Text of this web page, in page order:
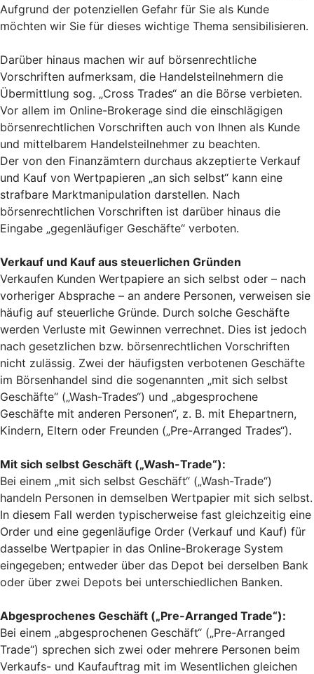
Aufgrund der potenziellen Gefahr für Sie als Kunde
möchten wir Sie für dieses wichtige Thema sensibilisieren.
Darüber hinaus machen wir auf börsenrechtliche
Vorschriften aufmerksam, die Handelsteilnehmern die
Übermittlung sog. „Cross Trades“ an die Börse verbieten.
Vor allem im Online-Brokerage sind die einschlägigen
börsenrechtlichen Vorschriften auch von Ihnen als Kunde
und mittelbarem Handelsteilnehmer zu beachten.
Der von den Finanzämtern durchaus akzeptierte Verkauf
und Kauf von Wertpapieren „an sich selbst“ kann eine
strafbare Marktmanipulation darstellen. Nach
börsenrechtlichen Vorschriften ist darüber hinaus die
Eingabe „gegenläufiger Geschäfte“ verboten.
Verkauf und Kauf aus steuerlichen Gründen
Verkaufen Kunden Wertpapiere an sich selbst oder – nach
vorheriger Absprache – an andere Personen, verweisen sie
häufig auf steuerliche Gründe. Durch solche Geschäfte
werden Verluste mit Gewinnen verrechnet. Dies ist jedoch
nach gesetzlichen bzw. börsenrechtlichen Vorschriften
nicht zulässig. Zwei der häufigsten verbotenen Geschäfte
im Börsenhandel sind die sogenannten „mit sich selbst
Geschäfte“ („Wash-Trades“) und „abgesprochene
Geschäfte mit anderen Personen“, z. B. mit Ehepartnern,
Kindern, Eltern oder Freunden („Pre-Arranged Trades“).
Mit sich selbst Geschäft („Wash-Trade“):
Bei einem „mit sich selbst Geschäft“ („Wash-Trade“)
handeln Personen in demselben Wertpapier mit sich selbst.
In diesem Fall werden typischerweise fast gleichzeitig eine
Order und eine gegenläufige Order (Verkauf und Kauf) für
dasselbe Wertpapier in das Online-Brokerage System
eingegeben; entweder über das Depot bei derselben Bank
oder über zwei Depots bei unterschiedlichen Banken.
Abgesprochenes Geschäft („Pre-Arranged Trade“):
Bei einem „abgesprochenen Geschäft“ („Pre-Arranged
Trade“) sprechen sich zwei oder mehrere Personen beim
Verkaufs- und Kaufauftrag mit im Wesentlichen gleichen